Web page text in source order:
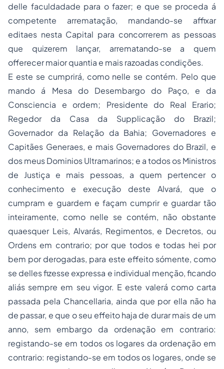
delle faculdadade para o fazer; e que se proceda á
competente arrematação, mandando-se affixar
editaes nesta Capital para concorrerem as pessoas
que quizerem lançar, arrematando-se a quem
offerecer maior quantia e mais razoadas condições.
E este se cumprirá, como nelle se contém. Pelo que
mando á Mesa do Desembargo do Paço, e da
Consciencia e ordem; Presidente do Real Erario;
Regedor da Casa da Supplicação do Brazil;
Governador da Relação da Bahia; Governadores e
Capitães Generaes, e mais Governadores do Brazil, e
dos meus Dominios Ultramarinos; e a todos os Ministros
de Justiça e mais pessoas, a quem pertencer o
conhecimento e execução deste Alvará, que o
cumpram e guardem e façam cumprir e guardar tão
inteiramente, como nelle se contém, não obstante
quaesquer Leis, Alvarás, Regimentos, e Decretos, ou
Ordens em contrario; por que todos e todas hei por
bem por derogadas, para este effeito sómente, como
se delles fizesse expressa e individual menção, ficando
aliás sempre em seu vigor. E este valerá como carta
passada pela Chancellaria, ainda que por ella não ha
de passar, e que o seu effeito haja de durar mais de um
anno, sem embargo da ordenação em contrario:
registando-se em todos os logares da ordenação em
contrario: registando-se em todos os logares, onde se